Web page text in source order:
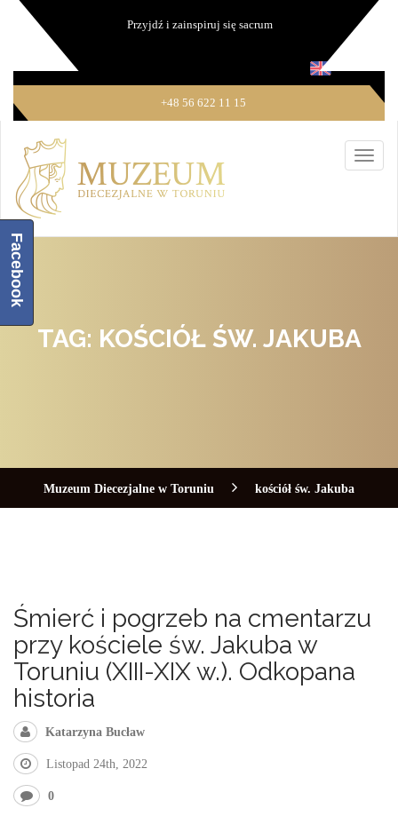
Przyjdź i zainspiruj się sacrum
+48 56 622 11 15
TAG: KOŚCIÓŁ ŚW. JAKUBA
Muzeum Diecezjalne w Toruniu kościół św. Jakuba
Śmierć i pogrzeb na cmentarzu
przy kościele św. Jakuba w
Toruniu (XIII-XIX w.). Odkopana
historia
Katarzyna Bucław
Listopad 24th, 2022
0
Facebook